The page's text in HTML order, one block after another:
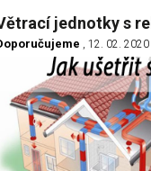
jednotky s
, 12. 02. 2020